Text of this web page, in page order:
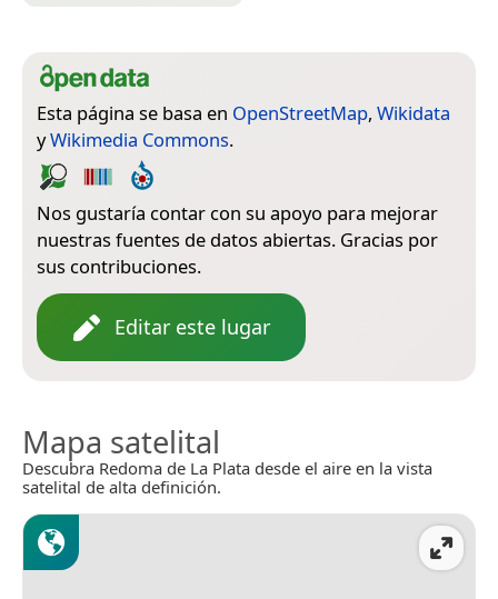
Esta página se basa en OpenStreetMap, Wikidata
yWikimedia Commons.
Nos gustaría contar con su apoyo para mejorar
nuestras fuentes de datos abiertas. Gracias por
sus contribuciones.
Editar este lugar
Mapa satelital
Descubra Redoma de La Plata desde el aire en la vista
satelital de alta definición.